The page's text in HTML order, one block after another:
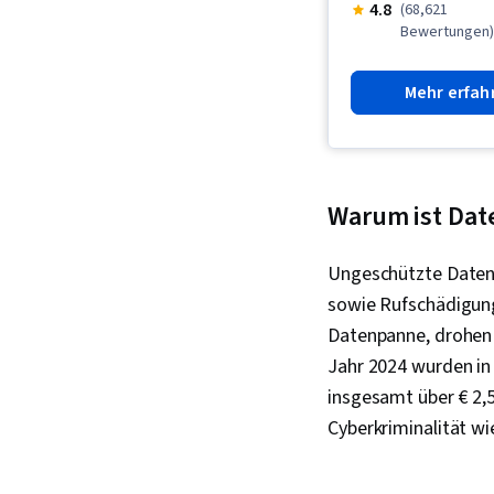
4.8 (68,621
Bewertungen)
Mehr
Warum ist
Ungeschützte
sowie
Datenpanne,
Jahr 2024 wurden
insgesamt über €
Cyberkriminalität